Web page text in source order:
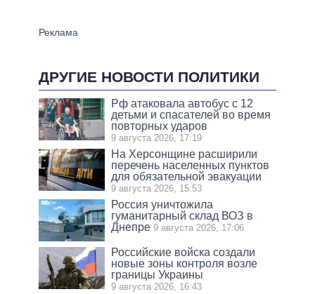
ДРУГИЕ НОВОСТИ ПОЛИТИКИ
Рф атаковала автобус с 12
детьми и спасателей во время
повторных ударов
9 августа 2026, 17:19
На Херсонщине расширили
перечень населенных пунктов
для обязательной эвакуации
9 августа 2026, 15:53
Россия уничтожила
гуманитарный склад ВОЗ в
Днепре 9 августа 2026, 17:06
Российские войска создали
новые зоны контроля возле
границы Украины
9 августа 2026, 16:43